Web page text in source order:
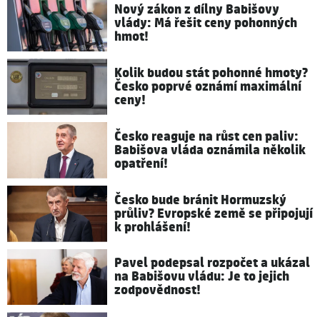
Nový zákon z dílny Babišovy
vlády: Má řešit ceny pohonných
hmot!
Kolik budou stát pohonné hmoty?
Česko poprvé oznámí maximální
ceny!
Česko reaguje na růst cen paliv:
Babišova vláda oznámila několik
opatření!
Česko bude bránit Hormuzský
průliv? Evropské země se připojují
k prohlášení!
Pavel podepsal rozpočet a ukázal
na Babišovu vládu: Je to jejich
zodpovědnost!